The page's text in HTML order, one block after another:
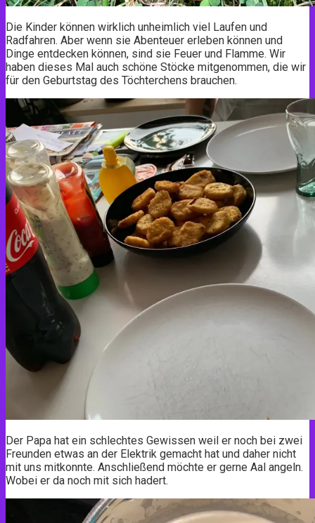
Die Kinder können wirklich unheimlich viel Laufen und
Radfahren. Aber wenn sie Abenteuer erleben können und
Dinge entdecken können, sind sie Feuer und Flamme. Wir
haben dieses Mal auch schöne Stöcke mitgenommen, die wir
für den Geburtstag des Töchterchens brauchen.
Der Papa hat ein schlechtes Gewissen weil er noch bei zwei
Freunden etwas an der Elektrik gemacht hat und daher nicht
mit uns mitkonnte. Anschließend möchte er gerne Aal angeln.
Wobei er da noch mit sich hadert.